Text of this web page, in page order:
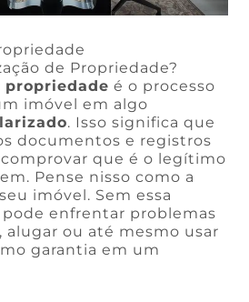
de Propriedade?
propriedade é o processo
imóvel em algo
. Isso significa que
documentos e registros
comprovar que é o legítimo
Pense nisso como a
imóvel. Sem essa
pode enfrentar problemas
alugar ou até mesmo usar
garantia em um